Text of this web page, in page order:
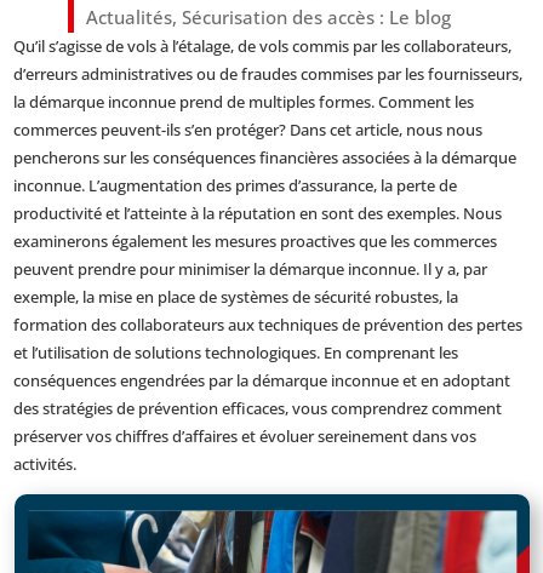
Actualités, Sécurisation des accès : Le blog
Qu’il s’agisse de vols à l’étalage, de vols commis par les collaborateurs,
d’erreurs administratives ou de fraudes commises par les fournisseurs,
la démarque inconnue prend de multiples formes. Comment les
commerces peuvent-ils s’en protéger? Dans cet article, nous nous
pencherons sur les conséquences financières associées à la démarque
inconnue. L’augmentation des primes d’assurance, la perte de
productivité et l’atteinte à la réputation en sont des exemples. Nous
examinerons également les mesures proactives que les commerces
peuvent prendre pour minimiser la démarque inconnue. Il y a, par
exemple, la mise en place de systèmes de sécurité robustes, la
formation des collaborateurs aux techniques de prévention des pertes
et l’utilisation de solutions technologiques. En comprenant les
conséquences engendrées par la démarque inconnue et en adoptant
des stratégies de prévention efficaces, vous comprendrez comment
préserver vos chiffres d’affaires et évoluer sereinement dans vos
activités.